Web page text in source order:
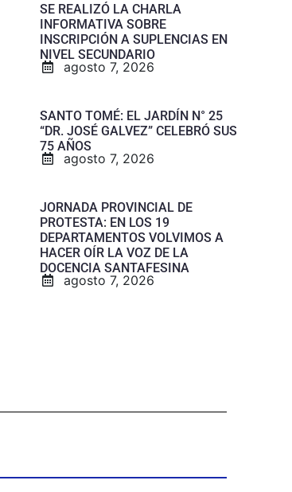
SE REALIZÓ LA CHARLA
INFORMATIVA SOBRE
INSCRIPCIÓN A SUPLENCIAS EN
NIVEL SECUNDARIO
agosto 7, 2026
SANTO TOMÉ: EL JARDÍN N° 25
“DR. JOSÉ GALVEZ” CELEBRÓ SUS
75 AÑOS
agosto 7, 2026
JORNADA PROVINCIAL DE
PROTESTA: EN LOS 19
DEPARTAMENTOS VOLVIMOS A
HACER OÍR LA VOZ DE LA
DOCENCIA SANTAFESINA
agosto 7, 2026